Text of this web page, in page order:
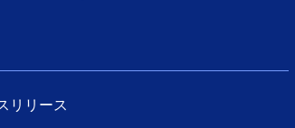
リリース